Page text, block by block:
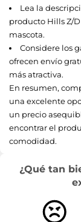
Lea la
producto Hills Z/
mascota.
Considere los
ofrecen envío
más atractiva.
En resumen,
una excelente
un precio
encontrar el
comodidad.
¿Qué tan